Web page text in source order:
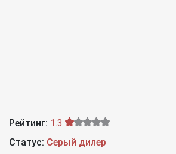
Рейтинг: 1.3
Статус: Серый дилер